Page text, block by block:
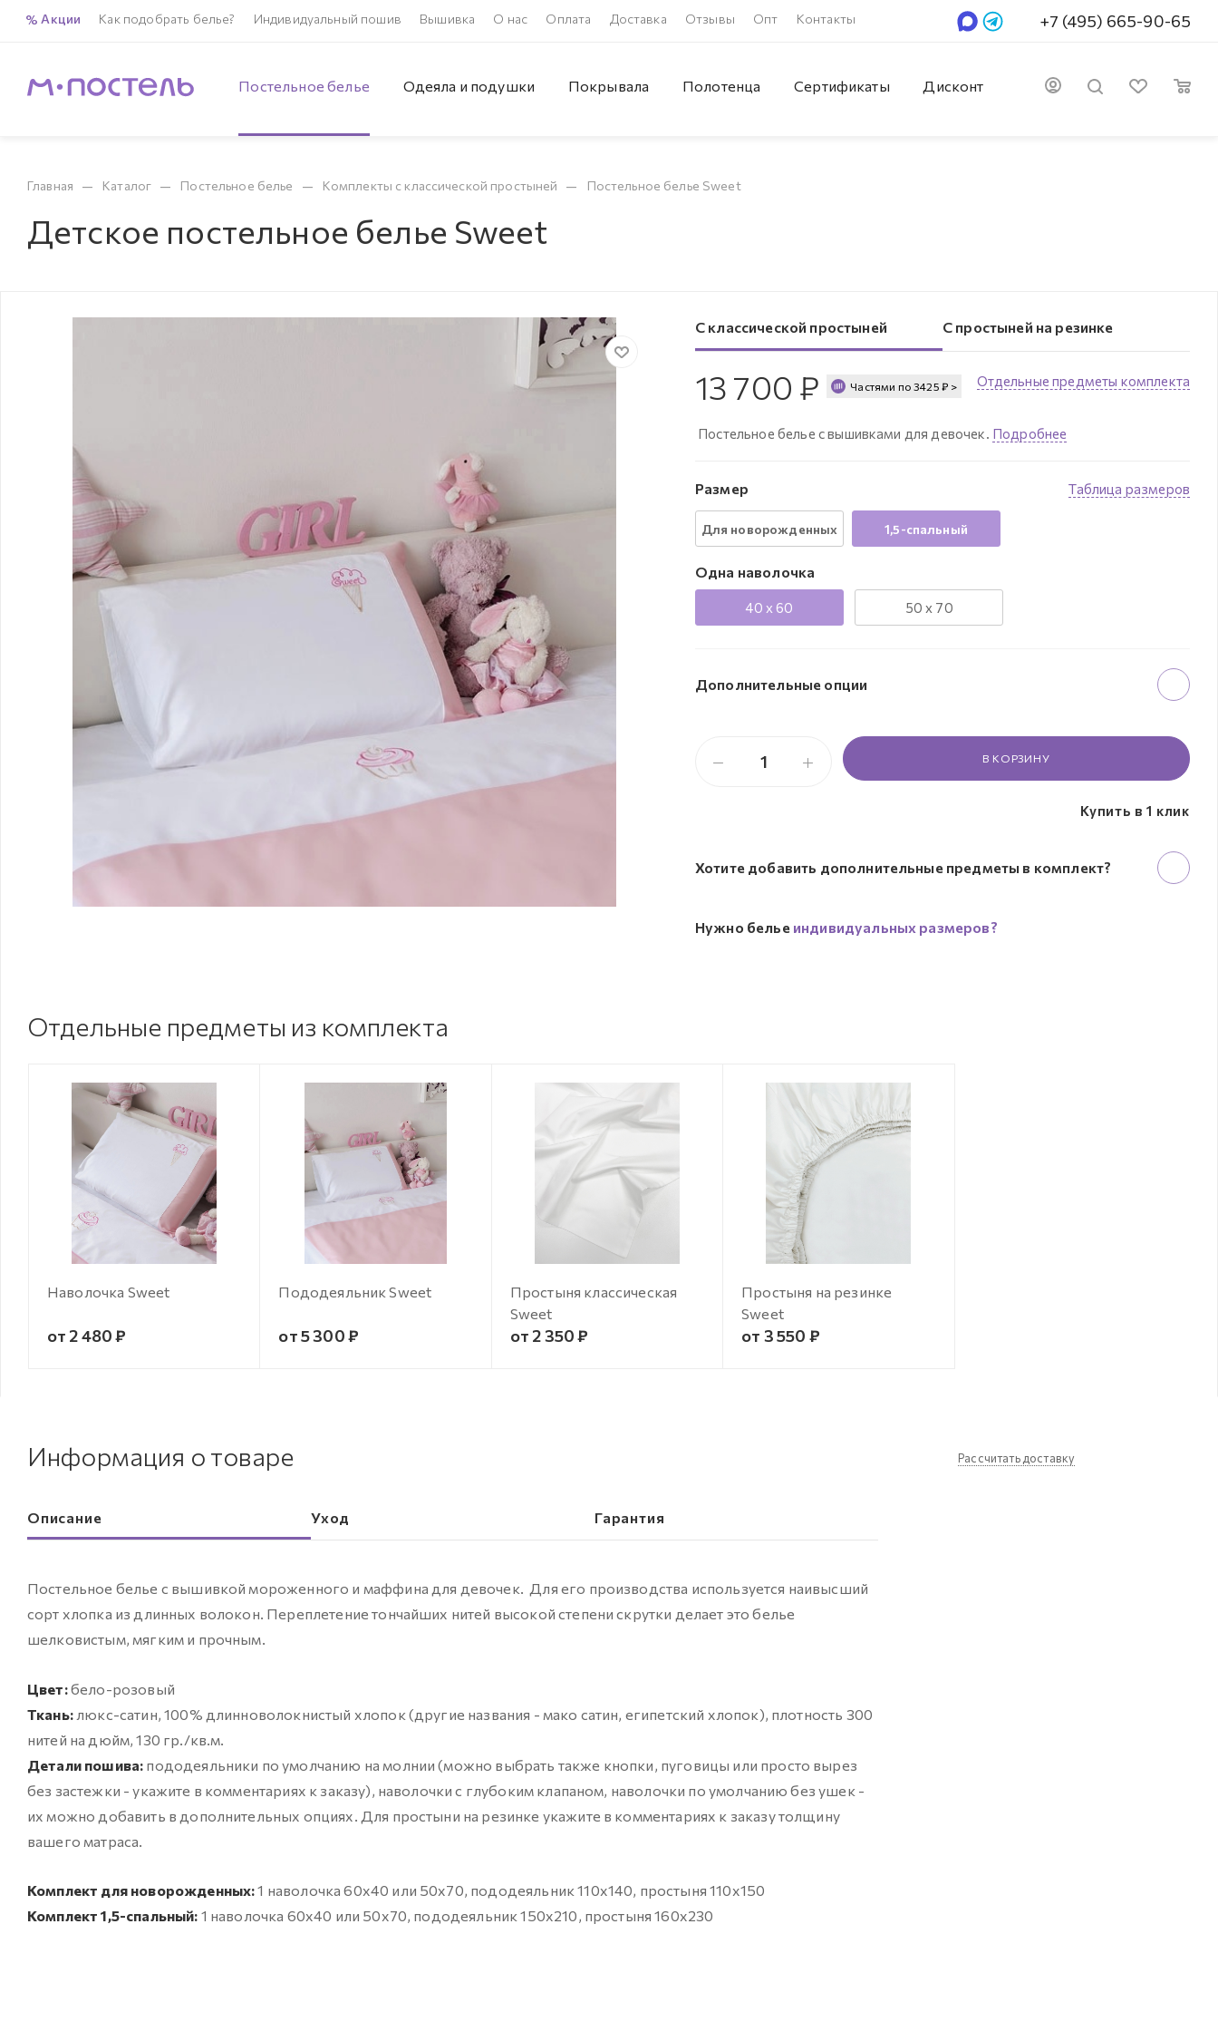
Акции Как подобрать белье? Индивидуальный пошив Вышивка О нас Оплата Доставка Отзывы Опт Контакты +7 (495) 665-90-65
Постельное белье Одеяла и подушки Покрывала Полотенца Сертификаты Дисконт
Главная — Каталог — Постельное белье — Комплекты с классической простыней — Постельное белье Sweet
Детское постельное белье Sweet
С классической простыней С простыней на резинке
13 700 ₽ Частями по3425 ₽ > Отдельные предметы комплекта
Постельное белье с вышивками для девочек. Подробнее
Таблица размеров
Размер
Для новорожденных 1,5-спальный
Одна наволочка
40 x 60 50 x 70
Дополнительные опции
В КОРЗИНУ
Купить в 1 клик
Хотите добавить дополнительные предметы в комплект?
Нужно белье индивидуальных размеров?
Отдельные предметы из комплекта
Наволочка Sweet
от 2 480 ₽
Пододеяльник Sweet
от 5 300 ₽
Простыня классическая
Sweet
от 2 350 ₽
Простыня на резинке
Sweet
от 3 550 ₽
Информация о товаре
Описание Уход Гарантия
Постельное белье с вышивкой мороженного и маффина для девочек. Для его производства используется наивысший
сорт хлопка из длинных волокон. Переплетение тончайших нитей высокой степени скрутки делает это белье
шелковистым, мягким и прочным.
Цвет:бело-розовый
Ткань:люкс-сатин, 100% длинноволокнистый хлопок (другие названия - мако сатин, египетский хлопок), плотность 300
нитей на дюйм, 130 гр./кв.м.
Детали пошива: пододеяльники по умолчанию на молнии (можно выбрать также кнопки, пуговицы или просто вырез
без застежки - укажите в комментариях к заказу), наволочки с глубоким клапаном, наволочки по умолчанию без ушек -
их можно добавить в дополнительных опциях. Для простыни на резинке укажите в комментариях к заказу толщину
вашего матраса.
Комплект для новорожденных:1 наволочка 60х40 или 50х70, пододеяльник 110х140, простыня 110х150
Комплект 1,5-спальный: 1 наволочка 60х40 или 50х70, пододеяльник 150х210, простыня 160х230
Рассчитать доставку